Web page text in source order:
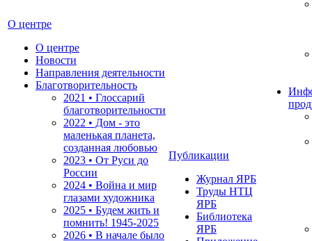
О центре
О центре
Новости
Направления деятельности
Благотворительность
2021 • Глоссарий
благотворительности
2022 • Дом - это
маленькая планета,
созданная любовью
2023 • От Руси до
России
2024 • Война и мир
глазами художника
2025 • Будем жить и
помнить! 1945-2025
2026 • В начале было
Публикации
Журнал ЯРБ
Труды НТЦ
ЯРБ
Библиотека
ЯРБ